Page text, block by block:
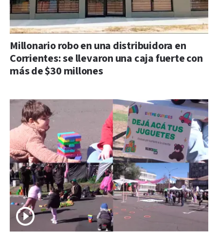
Millonario robo en una distribuidora en
Corrientes: se llevaron una caja fuerte con
más de $30 millones